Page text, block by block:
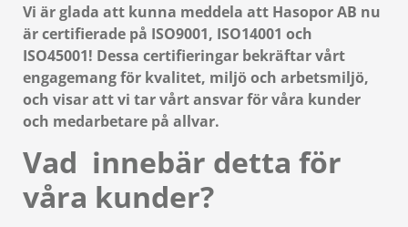
Vi är glada att kunna meddela att Hasopor AB nu
är certifierade på ISO9001, ISO14001 och
ISO45001! Dessa certifieringar bekräftar vårt
engagemang för kvalitet, miljö och arbetsmiljö,
och visar att vi tar vårt ansvar för våra kunder
och medarbetare på allvar.
Vad innebär detta för
våra kunder?